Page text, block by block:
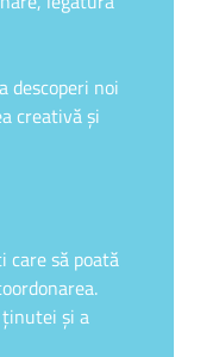
descoperi noi
creativă şi
care să poată
ţinutei şi a